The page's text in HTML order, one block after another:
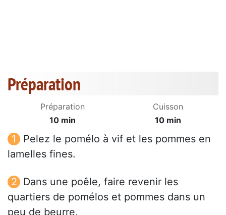
Préparation
Préparation
10 min
Cuisson
10 min
Pelez le pomélo à vif et les pommes en
lamelles fines.
Dans une poêle, faire revenir les
quartiers de pomélos et pommes dans un
peu de beurre.